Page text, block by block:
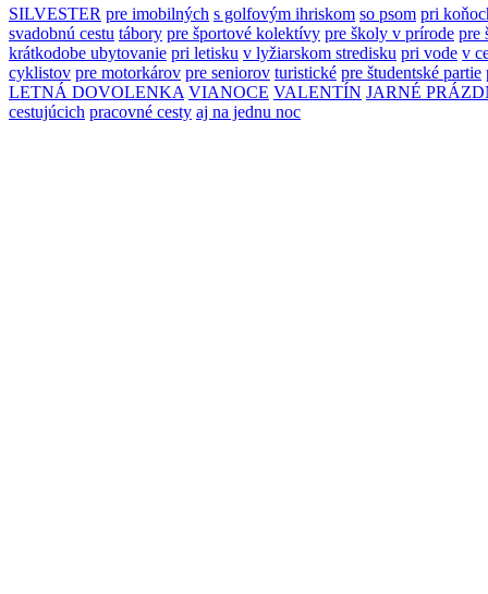
SILVESTER pre imobilných s golfovým ihriskom so psom pri
svadobnú cestu tábory pre športové kolektívy pre školy v prírode pre
krátkodobe ubytovanie pri letisku v lyžiarskom stredisku pri vode v
cyklistov pre motorkárov pre seniorov turistické pre študentské partie
LETNÁ DOVOLENKA VIANOCE VALENTÍN JARNÉ
cestujúcich pracovné cesty aj na jednu noc